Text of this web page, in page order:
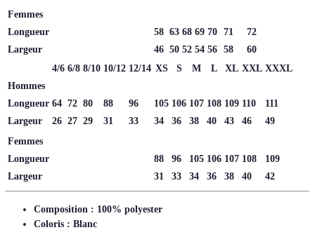
Femmes
Longueur
58 63 68 69 70 71
72
Largeur
46 50 52 54 56 58
60
4/6 6/8 8/10 10/12 12/14 XS S M L XL XXL XXXL
Hommes
Longueur 64 72 80 88 96 105 106 107 108 109 110
111
Largeur
26 27 29 31 33 34 36 38 40 43 46
49
Femmes
Longueur
88 96 105 106 107 108
109
Largeur
31 33 34 36 38 40 42
Composition : 100% polyester
Coloris : Blanc